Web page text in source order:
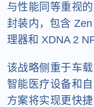
与性能同等重视
封装内，包含
理器和 XDNA 2
该战略侧重于车
智能医疗设备和
方案将实现更快